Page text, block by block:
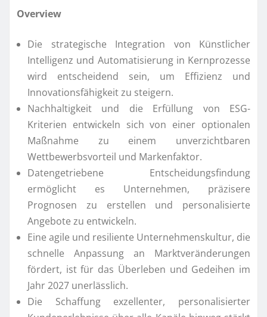
Overview
Die strategische Integration von Künstlicher
Intelligenz und Automatisierung in Kernprozesse
wird entscheidend sein, um Effizienz und
Innovationsfähigkeit zu steigern.
Nachhaltigkeit und die Erfüllung von ESG-
Kriterien entwickeln sich von einer optionalen
Maßnahme zu einem unverzichtbaren
Wettbewerbsvorteil und Markenfaktor.
Datengetriebene Entscheidungsfindung
ermöglicht es Unternehmen, präzisere
Prognosen zu erstellen und personalisierte
Angebote zu entwickeln.
Eine agile und resiliente Unternehmenskultur, die
schnelle Anpassung an Marktveränderungen
fördert, ist für das Überleben und Gedeihen im
Jahr 2027 unerlässlich.
Die Schaffung exzellenter, personalisierter